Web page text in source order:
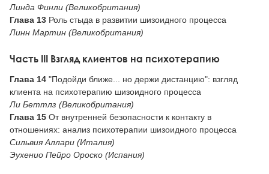
Линда Финли (Великобритания)
Глава 13 Роль стыда в развитии шизоидного процесса
Линн Мартин (Великобритания)
Часть III Взгляд клиентов на психотерапию
Глава 14 "Подойди ближе... но держи дистанцию": взгляд
клиента на психотерапию шизоидного процесса
Ли Беттлз (Великобритания)
Глава 15 От внутренней безопасности к контакту в
отношениях: анализ психотерапии шизоидного процесса
Сильвия Аллари (Италия)
Эухенио Пейро Ороско (Испания)